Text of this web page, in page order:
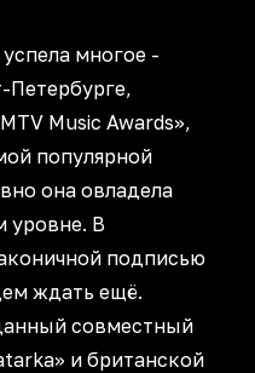
многое -
Петербурге,
Music Awards»,
популярной
она овладела
уровне. В
подписью
ждать ещё.
совместный
и британской